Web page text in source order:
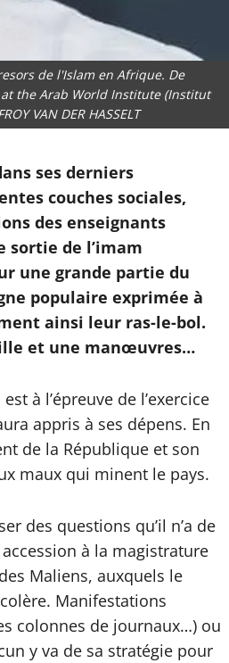
de l'Islam en Afrique. De
the Arab World Institute (Institut
VAN DER HASSELT
ses derniers
couches sociales,
des enseignants
sortie de l’imam
une grande partie du
populaire exprimée à
ainsi leur ras-le-bol.
et une manœuvres…
à l’épreuve de l’exercice
appris à ses dépens. En
de la République et son
maux qui minent le pays.
des questions qu’il n’a de
à la magistrature
Maliens, auxquels le
Manifestations
colonnes de journaux…) ou
y va de sa stratégie pour